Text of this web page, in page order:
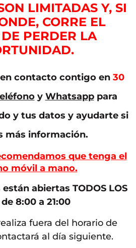
LIMITADAS Y, SI
CORRE EL
PERDER LA
contacto contigo en 30
y Whatsapppara
y tus datos y ayudarte si
más información.
que tenga el
móvil a mano.
abiertas TODOS LOS
8:00 a 21:00
fuera del horario de
al día siguiente.